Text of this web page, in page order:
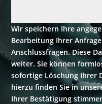
Wir speichern Ihre
Bearbeitung Ihrer
Anschlussfragen. Diese
weiter. Sie können
sofortige Löschung Ihrer
hierzu finden Sie in
Ihrer Bestätigung